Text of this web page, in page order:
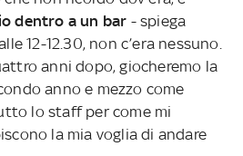
dentro a un bar - spiega
12-12.30, non c’era nessuno.
anni dopo, giocheremo la
anno e mezzo come
lo staff per come mi
la mia voglia di andare